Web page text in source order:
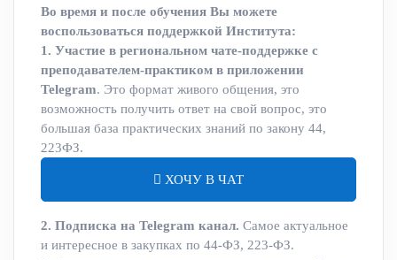
Во время и после обучения Вы можете
воспользоваться поддержкой Института:
1. Участие в региональном чате-поддержке с
преподавателем-практиком в приложении
Telegram. Это формат живого общения, это
возможность получить ответ на свой вопрос, это
большая база практических знаний по закону 44,
223ФЗ.
ХОЧУ В ЧАТ
2. Подписка на Telegram канал. Самое актуальное
и интересное в закупках по 44-ФЗ, 223-ФЗ.